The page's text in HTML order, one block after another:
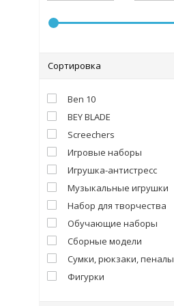
Сортировка
Ben 10
BEY BLADE
Screechers
Игровые наборы
Игрушка-антистресс
Музыкальные игрушки
Набор для творчества
Обучающие наборы
Сборные модели
Сумки, рюкзаки, пеналы
Фигурки